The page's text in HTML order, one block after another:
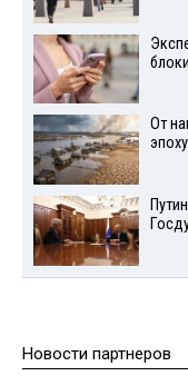
От
Новости партнеров